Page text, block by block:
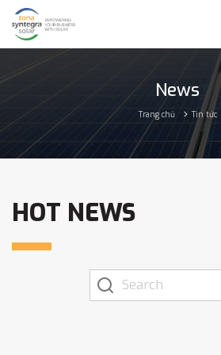
News
Trang chủ Tin tức
HOT NEWS